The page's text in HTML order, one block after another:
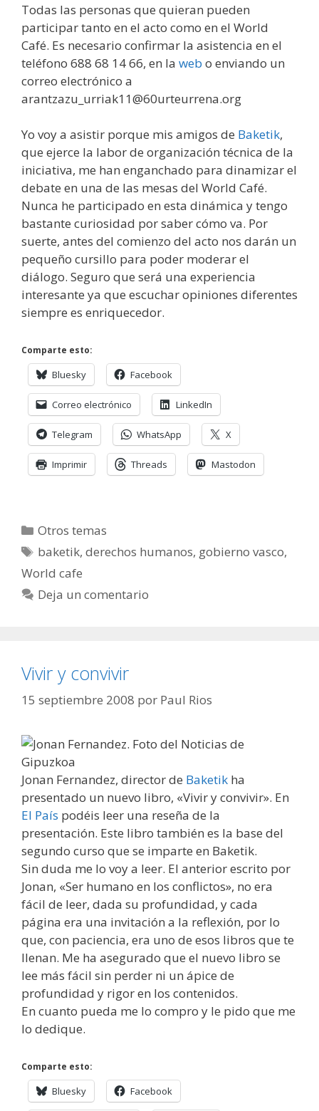
Todas las personas que quieran pueden
participar tanto en el acto como en el World
Café. Es necesario confirmar la asistencia en el
teléfono 688 68 14 66, en la web o enviando un
correo electrónico a
arantzazu_urriak11@60urteurrena.org
Yo voy a asistir porque mis amigos de Baketik,
que ejerce la labor de organización técnica de la
iniciativa, me han enganchado para dinamizar el
debate en una de las mesas del World Café.
Nunca he participado en esta dinámica y tengo
bastante curiosidad por saber cómo va. Por
suerte, antes del comienzo del acto nos darán un
pequeño cursillo para poder moderar el
diálogo. Seguro que será una experiencia
interesante ya que escuchar opiniones diferentes
siempre es enriquecedor.
Comparte esto:
Bluesky Facebook
Correo electrónico LinkedIn
Telegram WhatsApp X
Imprimir Threads Mastodon
Categorías
Otros temas
Etiquetas
baketik,derechos humanos, gobierno vasco,
World cafe
Deja un comentario
Vivir y convivir
15 septiembre 2008 por Paul Rios
Jonan Fernandez, director de Baketik ha
presentado un nuevo libro, «Vivir y convivir». En
El País podéis leer una reseña de la
presentación. Este libro también es la base del
segundo curso que se imparte en Baketik.
Sin duda me lo voy a leer. El anterior escrito por
Jonan, «Ser humano en los conflictos», no era
fácil de leer, dada su profundidad, y cada
página era una invitación a la reflexión, por lo
que, con paciencia, era uno de esos libros que te
llenan. Me ha asegurado que el nuevo libro se
lee más fácil sin perder ni un ápice de
profundidad y rigor en los contenidos.
En cuanto pueda me lo compro y le pido que me
lo dedique.
Comparte esto:
Bluesky Facebook